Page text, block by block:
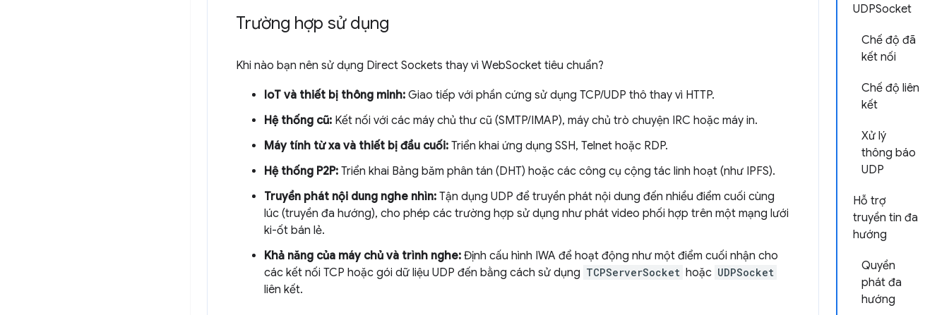
UDPSocket
Chế độ đã
kết nối
Chế độ liên
kết
Xử lý
thông báo
UDP
Hỗ trợ
truyền tin đa
hướng
Quyền
phát đa
hướng
Trường hợp sử dụng
Khi nào bạn nên sử dụng Direct Sockets thay vì WebSocket tiêu chuẩn?
IoT và thiết bị thông minh: Giao tiếp với phần cứng sử dụng TCP/UDP thô thay vì HTTP.
Hệ thống cũ: Kết nối với các máy chủ thư cũ (SMTP/IMAP), máy chủ trò chuyện IRC hoặc máy in.
Máy tính từ xa và thiết bị đầu cuối: Triển khai ứng dụng SSH, Telnet hoặc RDP.
Hệ thống P2P: Triển khai Bảng băm phân tán (DHT) hoặc các công cụ cộng tác linh hoạt (như IPFS).
Truyền phát nội dung nghe nhìn: Tận dụng UDP để truyền phát nội dung đến nhiều điểm cuối cùng
lúc (truyền đa hướng), cho phép các trường hợp sử dụng như phát video phối hợp trên một mạng lưới
ki-ốt bán lẻ.
Khả năng của máy chủ và trình nghe: Định cấu hình IWA để hoạt động như một điểm cuối nhận cho
các kết nối TCP hoặc gói dữ liệu UDP đến bằng cách sử dụng TCPServerSocket hoặc UDPSocket
liên kết.